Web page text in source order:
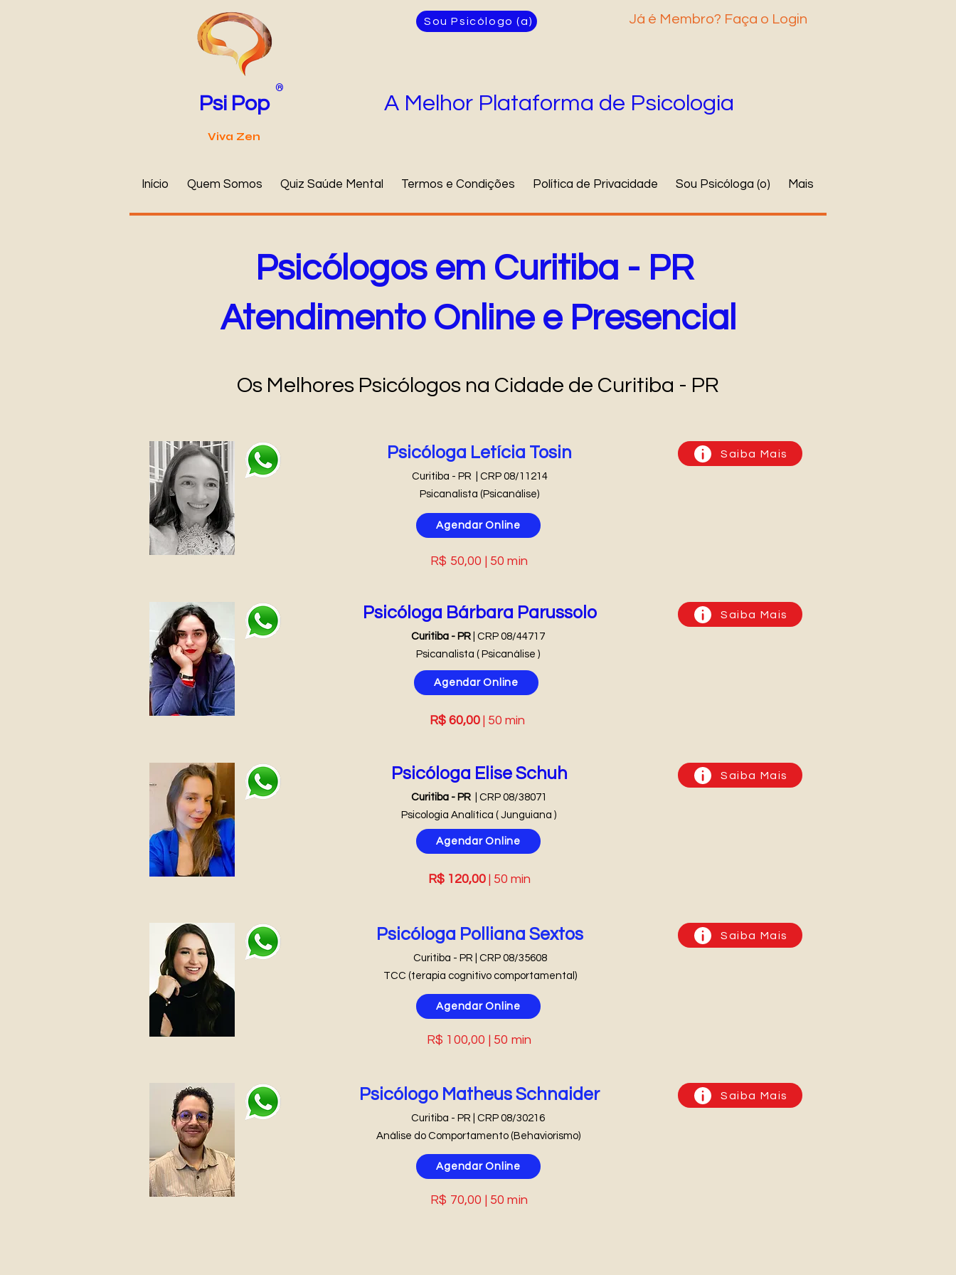
Psi Pop
®
Viva Zen
Sou Psicólogo (a) Já é Membro? Faça o Login
A Melhor Plataforma de Psicologia
Início Quem Somos Quiz Saúde Mental Termos e Condições Política de Privacidade Sou Psicóloga (o) Mais
Psicólogos em Curitiba - PR
Atendimento Online e Presencial
Os Melhores Psicólogos na Cidade de Curitiba - PR
Saiba Mais
Psicóloga Letícia Tosin
Agendar Online
R$ 50,00 | 50 min
Curitiba - PR | CRP 08/11214
Psicanalista (Psicanálise)
Saiba Mais
Psicóloga Bárbara Parussolo
Curitiba - PR | CRP 08/44717
Psicanalista ( Psicanálise )
Agendar Online
R$ 60,00| 50 min
Saiba Mais
Psicóloga Elise Schuh
Curitiba - PR| CRP 08/38071
Psicologia Analítica ( Junguiana )
Agendar Online
R$ 120,00| 50 min
Saiba Mais
Psicóloga Polliana Sextos
Agendar Online
R$ 100,00 | 50 min
Curitiba - PR | CRP 08/35608
TCC (terapia cognitivo comportamental)
Saiba Mais
Psicólogo Matheus Schnaider
Agendar Online
R$ 70,00 | 50 min
Curitiba - PR | CRP 08/30216
Análise do Comportamento (Behaviorismo)